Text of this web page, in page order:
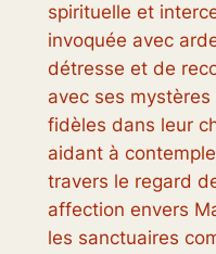
spirituelle et
invoquée avec
détresse et de
avec ses
fidèles dans leur
aidant à
travers le regard
affection envers
les sanctuaires